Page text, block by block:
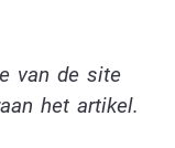
van de site
het artikel.